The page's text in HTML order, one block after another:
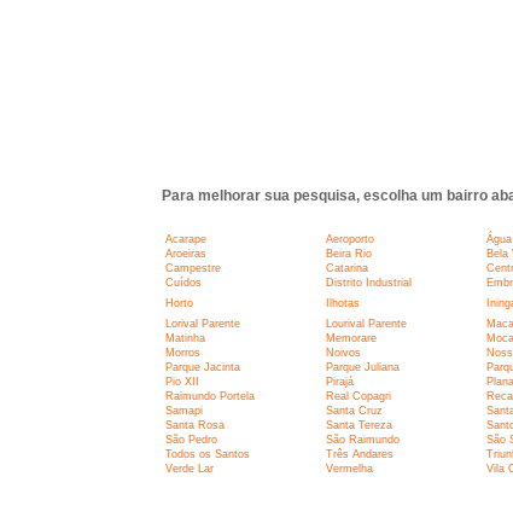
Para melhorar sua pesquisa, escolha um bairro
Acarape Aeroporto
Aroeiras
Beira Rio Bela
Campestre
Catarina
Cuídos
Distrito Industrial
Horto
Ilhotas
Lorival Parente
Lourival Parente
Matinha
Memorare
Morros
Noivos
Parque Jacinta
Parque Juliana
Pio XII
Pirajá
Raimundo Portela
Real Copagri
Samapi
Santa Cruz
Santa Rosa
Santa Tereza
São Pedro
São Raimundo São
Todos os Santos
Três Andares
Verde Lar
Vermelha Vila